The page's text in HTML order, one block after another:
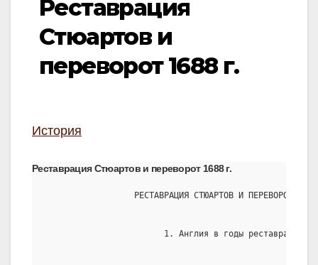
Реставрация
Стюартов и
переворот 1688 г.
История
Реставрация Стюартов и переворот 1688 г.
РЕСТАВРАЦИЯ СТЮАРТОВ И ПЕРЕВОРОТ
                        1. Англия в годы реставрации